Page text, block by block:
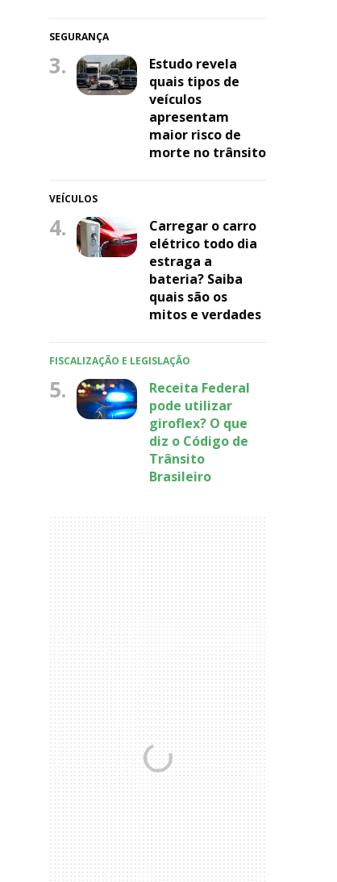
SEGURANÇA
3.
Estudo revela
quais tipos de
veículos
apresentam
maior risco de
morte no trânsito
VEÍCULOS
4.
Carregar o carro
elétrico todo dia
estraga a
bateria? Saiba
quais são os
mitos e verdades
FISCALIZAÇÃO E LEGISLAÇÃO
5.
Receita Federal
pode utilizar
giroflex? O que
diz o Código de
Trânsito
Brasileiro